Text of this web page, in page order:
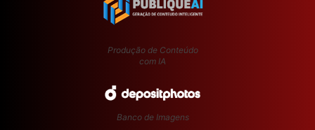
Produção de Conteúdo
com IA
Banco de Imagens